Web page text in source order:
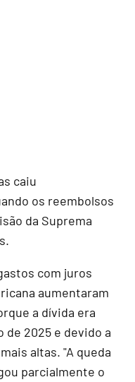
caiu
os reembolsos
da Suprema
com juros
aumentaram
a dívida era
de 2025 e devido a
altas. "A queda
parcialmente o